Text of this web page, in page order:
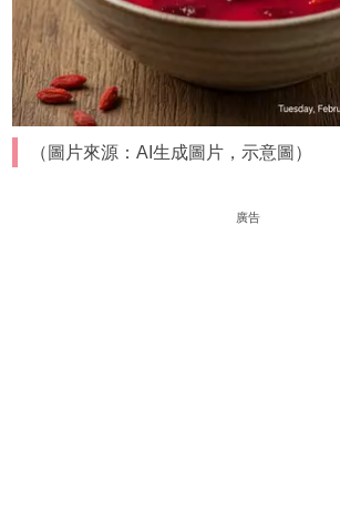
（圖片來源：AI生成圖片，示意圖）
廣告